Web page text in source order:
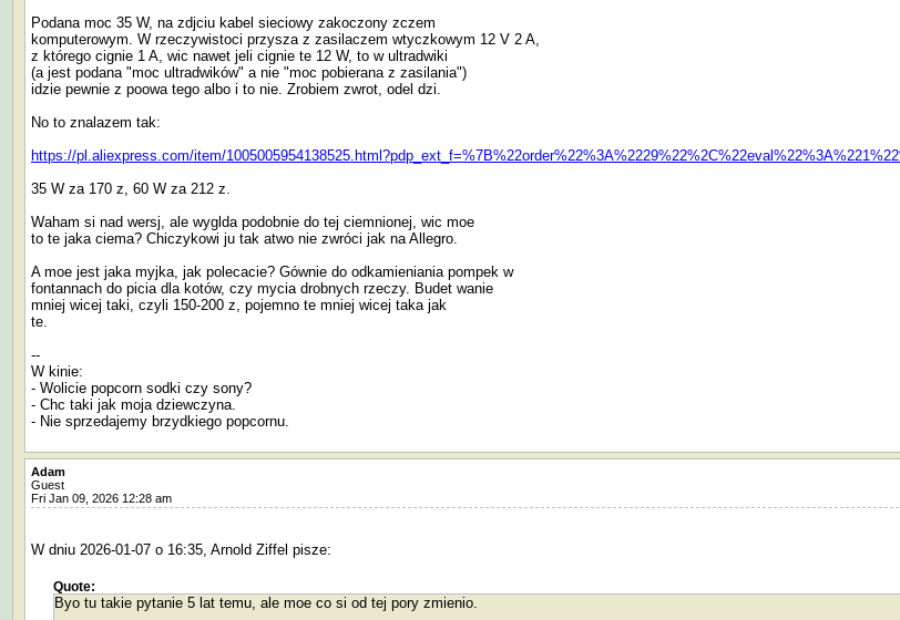
Podana moc 35 W, na zdjciu kabel sieciowy zakoczony zczem
komputerowym. W rzeczywistoci przysza z zasilaczem wtyczkowym 12 V 2 A,
z którego cignie 1 A, wic nawet jeli cignie te 12 W, to w ultradwiki
(a jest podana "moc ultradwików" a nie "moc pobierana z zasilania")
idzie pewnie z poowa tego albo i to nie. Zrobiem zwrot, odel dzi.
No to znalazem tak:
https://pl.aliexpress.com/item/
35 W za 170 z, 60 W za 212 z.
Waham si nad wersj, ale wyglda podobnie do tej ciemnionej, wic moe
to te jaka ciema? Chiczykowi ju tak atwo nie zwróci jak na Allegro.
A moe jest jaka myjka, jak polecacie? Gównie do odkamieniania pompek w
fontannach do picia dla kotów, czy mycia drobnych rzeczy. Budet wanie
mniej wicej taki, czyli 150-200 z, pojemno te mniej wicej taka jak
te.
--
W kinie:
- Wolicie popcorn sodki czy sony?
- Chc taki jak moja dziewczyna.
- Nie sprzedajemy brzydkiego popcornu.
Adam
Guest
Fri Jan 09, 2026 12:28 am
W dniu 2026-01-07 o 16:35, Arnold Ziffel pisze:
Quote:
Byo tu takie pytanie 5 lat temu, ale moe co si od tej pory zmienio.